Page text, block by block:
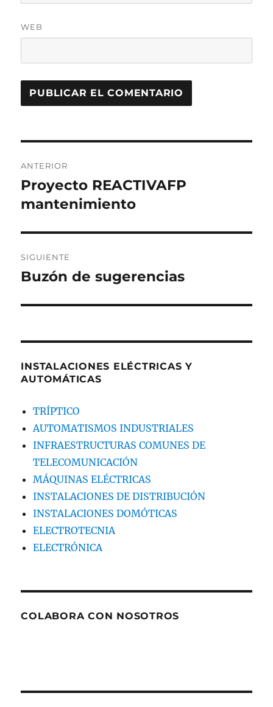
WEB
de
entradas
ANTERIOR
Entrada
anterior:
Proyecto REACTIVAFP
mantenimiento
SIGUIENTE
Entrada
Buzón de sugerencias
INSTALACIONES ELÉCTRICAS Y
AUTOMÁTICAS
TRÍPTICO
AUTOMATISMOS INDUSTRIALES
INFRAESTRUCTURAS COMUNES DE
TELECOMUNICACIÓN
MÁQUINAS ELÉCTRICAS
INSTALACIONES DE DISTRIBUCIÓN
INSTALACIONES DOMÓTICAS
ELECTROTECNIA
ELECTRÓNICA
COLABORA CON NOSOTROS